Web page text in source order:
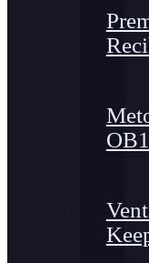
OB1